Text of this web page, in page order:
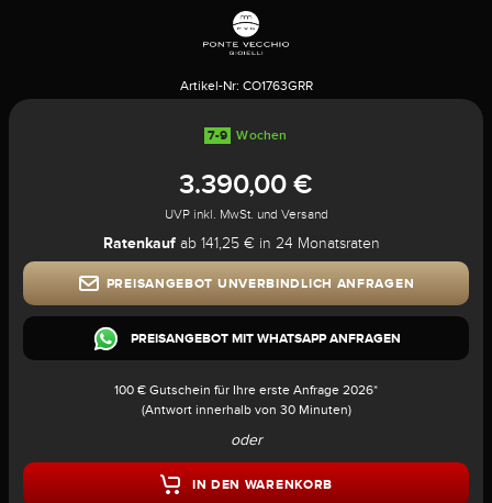
Artikel-Nr: CO1763GRR
7-9 Wochen
3.390,00 €
UVP inkl. MwSt. und Versand
Ratenkauf ab 141,25 € in 24 Monatsraten
PREISANGEBOT UNVERBINDLICH ANFRAGEN
PREISANGEBOT MIT WHATSAPP ANFRAGEN
100 € Gutschein für Ihre erste Anfrage 2026*
(Antwort innerhalb von 30 Minuten)
oder
IN DEN WARENKORB